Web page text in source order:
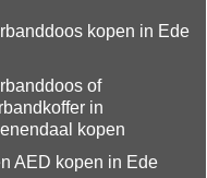
kopen in Ede
of
in
kopen
AED kopen in Ede